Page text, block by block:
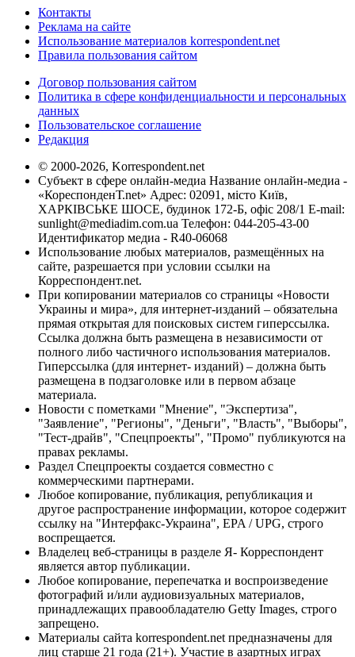
Контакты
Реклама на сайте
Использование материалов korrespondent.net
Правила пользования сайтом
Договор пользования сайтом
Политика в сфере конфиденциальности и персональных
данных
Пользовательское соглашение
Редакция
© 2000-2026, Korrespondent.net
Субъект в сфере онлайн-медиа Название онлайн-медиа -
«КореспонденТ.net» Адрес: 02091, місто Київ,
ХАРКІВСЬКЕ ШОСЕ, будинок 172-Б, офіс 208/1 E-mail:
sunlight@mediadim.com.ua Телефон: 044-205-43-00
Идентификатор медиа - R40-06068
Использование любых материалов, размещённых на
сайте, разрешается при условии ссылки на
Корреспондент.net.
При копировании материалов со страницы «Новости
Украины и мира», для интернет-изданий – обязательна
прямая открытая для поисковых систем гиперссылка.
Ссылка должна быть размещена в независимости от
полного либо частичного использования материалов.
Гиперссылка (для интернет- изданий) – должна быть
размещена в подзаголовке или в первом абзаце
материала.
Новости с пометками "Мнение", "Экспертиза",
"Заявление", "Регионы", "Деньги", "Власть", "Выборы",
"Тест-драйв", "Спецпроекты", "Промо" публикуются на
правах рекламы.
Раздел Спецпроекты создается совместно с
коммерческими партнерами.
Любое копирование, публикация, републикация и
другое распространение информации, которое содержит
ссылку на "Интерфакс-Украина", EPA / UPG, строго
воспрещается.
Владелец веб-страницы в разделе Я- Корреспондент
является автор публикации.
Любое копирование, перепечатка и воспроизведение
фотографий и/или аудиовизуальных материалов,
принадлежащих правообладателю Getty Images, строго
запрещено.
Материалы сайта korrespondent.net предназначены для
лиц старше 21 года (21+). Участие в азартных играх